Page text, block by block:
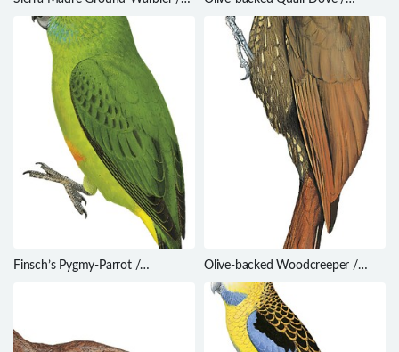
Robsonius thompsoni
Leptotrygon veraguensis
Finsch’s Pygmy-Parrot /
Olive-backed Woodcreeper /
Xiphorhynchus triangularis